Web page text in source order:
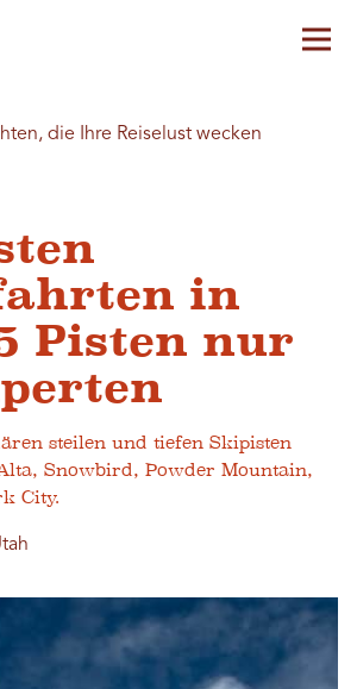
die Ihre Reiselust wecken
in
Pisten nur
steilen und tiefen Skipisten
Snowbird, Powder Mountain,
City.